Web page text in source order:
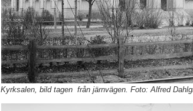
Kyrksalen, bild tagen från järnvägen. Foto: Alfred